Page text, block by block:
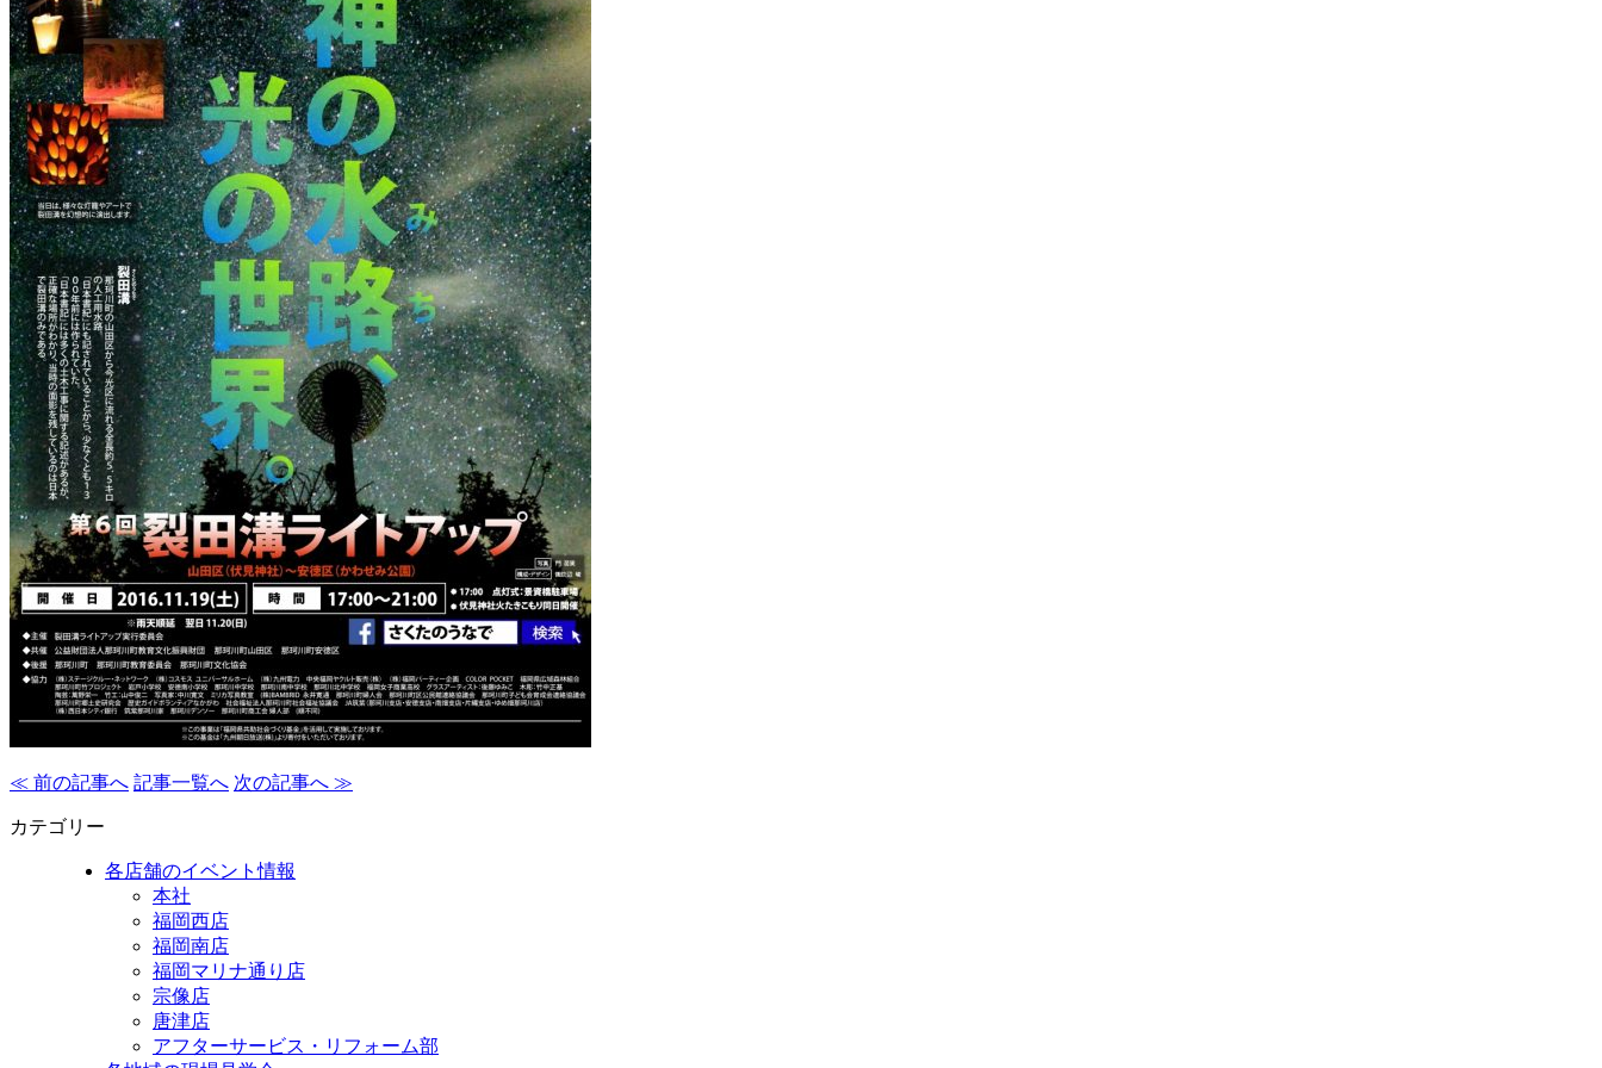
≪ 前の記事へ 記事一覧へ 次の記事へ ≫
カテゴリー
各店舗のイベント情報
本社
福岡西店
福岡南店
福岡マリナ通り店
宗像店
唐津店
アフターサービス・リフォーム部